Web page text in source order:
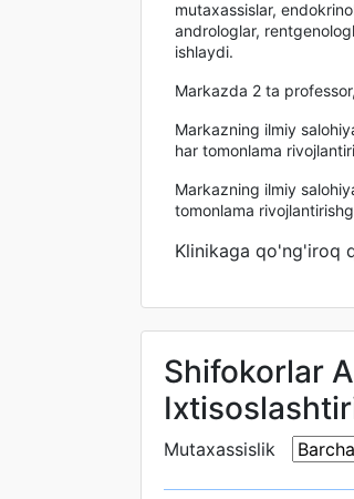
mutaxassislar,
androloglar,
ishlaydi.
Markazda 2 ta
Markazning ilmiy
har tomonlama
Markazning ilmiy
tomonlama
Klinikaga qo'ng'iroq
Shifokorlar
Mutaxassislik